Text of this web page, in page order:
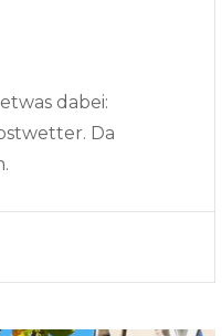
dabei:
Da